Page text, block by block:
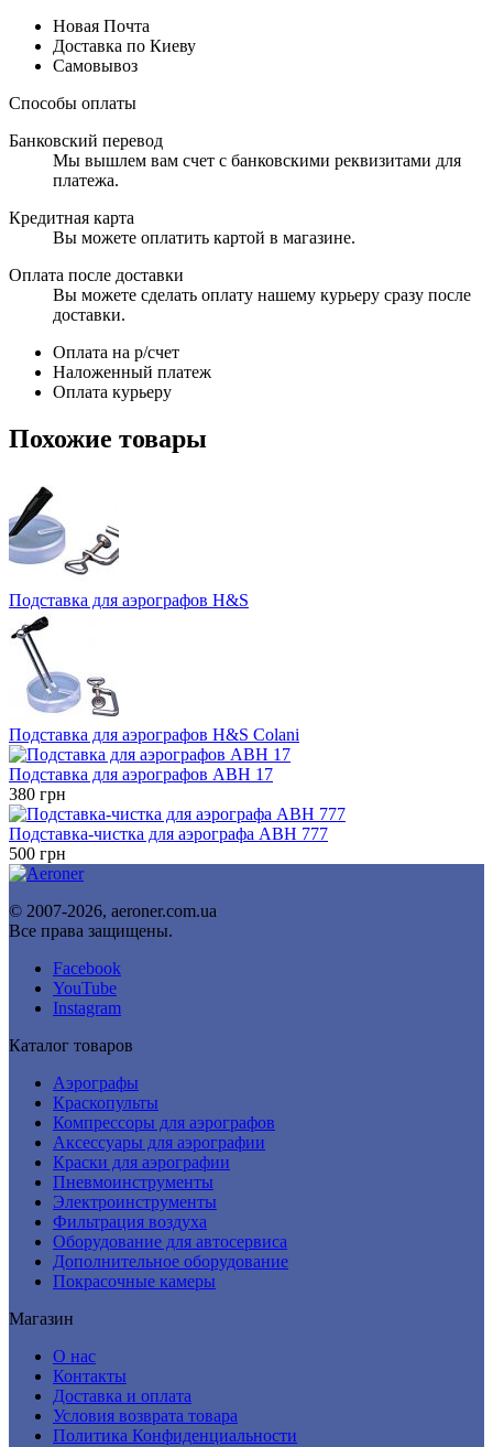
Новая Почта
Доставка по Киеву
Самовывоз
Способы оплаты
Банковский перевод
Мы вышлем вам счет с банковскими реквизитами для
платежа.
Кредитная карта
Вы можете оплатить картой в магазине.
Оплата после доставки
Вы можете сделать оплату нашему курьеру сразу после
доставки.
Оплата на р/счет
Наложенный платеж
Оплата курьеру
Похожие товары
Подставка для аэрографов H&S
Подставка для аэрографов H&S Colani
Подставка для аэрографов ABH 17
380 грн
Подставка-чистка для аэрографа ABH 777
500 грн
© 2007-2026, aeroner.com.ua
Все права защищены.
Facebook
YouTube
Instagram
Каталог товаров
Аэрографы
Краскопульты
Компрессоры для аэрографов
Аксессуары для аэрографии
Краски для аэрографии
Пневмоинструменты
Электроинструменты
Фильтрация воздуха
Оборудование для автосервиса
Дополнительное оборудование
Покрасочные камеры
Магазин
О нас
Контакты
Доставка и оплата
Условия возврата товара
Политика Конфиденциальности